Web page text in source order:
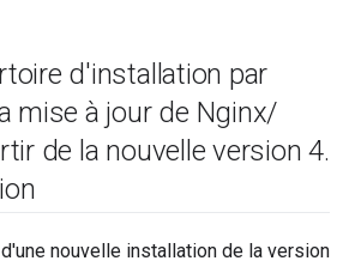
d'installation par
mise à jour de Nginx/
de la nouvelle version 4.
nouvelle installation de la version